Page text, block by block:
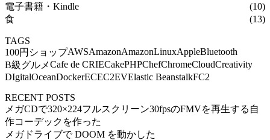
電子書籍・Kindle
(10)
食
(13)
TAGS
100円ショップAWSAmazonAmazonLinuxAppleBluetooth
B級グルメCafe de CRIECakePHPChefChromeCloudCreativity
DIgitalOceanDockerECEC2EVElastic BeanstalkFC2
RECENT POSTS
メガCDで320×224フルスクリーン30fpsのFMVを再生する自
作コーデックを作った
メガドライブで DOOM を動かした